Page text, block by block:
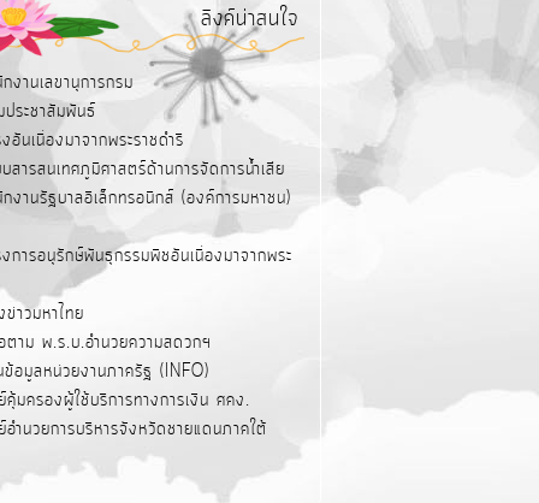
ลิงค์น่าสนใจ
งานเลขานุการกรม
ประชาสัมพันธ์
อันเนื่องมาจากพระราชดำริ
สารสนเทศภูมิศาสตร์ด้านการจัดการน้ำเสีย
กงานรัฐบาลอิเล็กทรอนิกส์ (องค์การมหาชน)
งการอนุรักษ์พันธุกรรมพืชอันเนื่องมาจากพระ
าวมหาไทย
ตาม พ.ร.บ.อำนวยความสดวกฯ
ข้อมูลหน่วยงานภาครัฐ (INFO)
คุ้มครองผู้ใช้บริการทางการเงิน ศคง.
อำนวยการบริหารจังหวัดชายแดนภาคใต้